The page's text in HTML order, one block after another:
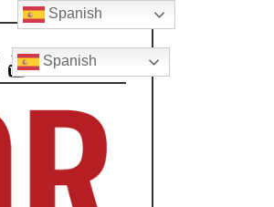
Spanish
Spanish